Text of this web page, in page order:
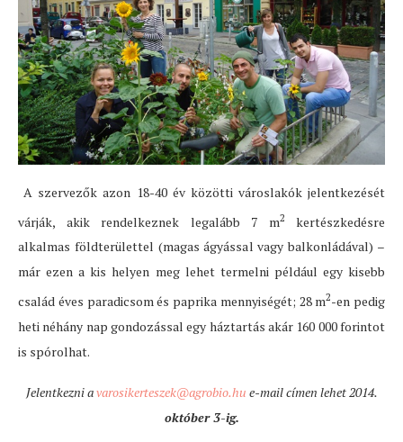
A szervezők azon 18-40 év közötti városlakók jelentkezését
várják, akik rendelkeznek legalább 7 m2
kertészkedésre
alkalmas földterülettel (magas ágyással vagy balkonládával) –
már ezen a kis helyen meg lehet termelni például egy kisebb
család éves paradicsom és paprika mennyiségét; 28 m2-en pedig
heti néhány nap gondozással egy háztartás akár 160 000 forintot
is spórolhat.
Jelentkezni avarosikerteszek@agrobio.hu e-mail címen lehet 2014.
október 3-ig.